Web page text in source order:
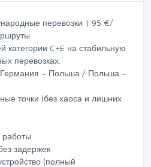
перевозки | 95 €/
категории C+E на стабильную
перевозках.
– Польша / Польша –
точки (без хаоса и лишних
задержек
(полный